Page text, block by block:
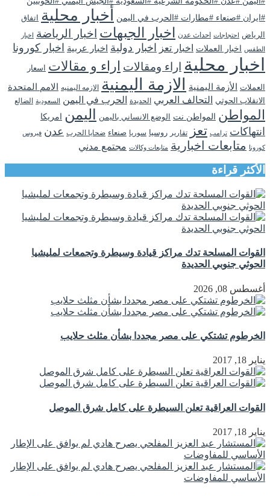
#ايران #صنعاء #مطارات #الحرب في اليمن
أخبار محلية
اتفاق
الرياض
احتجاجات احداث عدن اخبار الجبهات اخبار الرياضة اخبار
الطقس
اخبار العملات اخبار تعز اخبار دولية اخبار عربية اخبار كورونا
اخبار محلية اراء ومقالات اراء و مقالات اسعار
العملات الأزمة اليمنية الازمة اليمنية الازمه اليمنيه الامم المتحدة
الانقلاب الحوثي التحالف العربي الحديدة الحرب في اليمن السعودية الضالع
المواطن المواطن نت الوضع الانساني باليمن اليمن امريكا
انتهاكات ترامب تعز تقارير روسيا سوريا صنعاء ضحايا الحرب عدن فيروس
كورونا متابعات اخبارية متابعات وكالات مجتمع مدني
الأكثر قراءة
القوات المسلحة تدك مراكز قيادة وسيطرة وتجمعات لمليشيا
الحوثي جنوبي الحديدة
أغسطس 08, 2026
الخرطوم تشتكي على مصر مجددا بشأن مثلث حلايب
يناير 18, 2017
القوات العراقية تعلن السيطرة على كامل شرق الموصل
يناير 18, 2017